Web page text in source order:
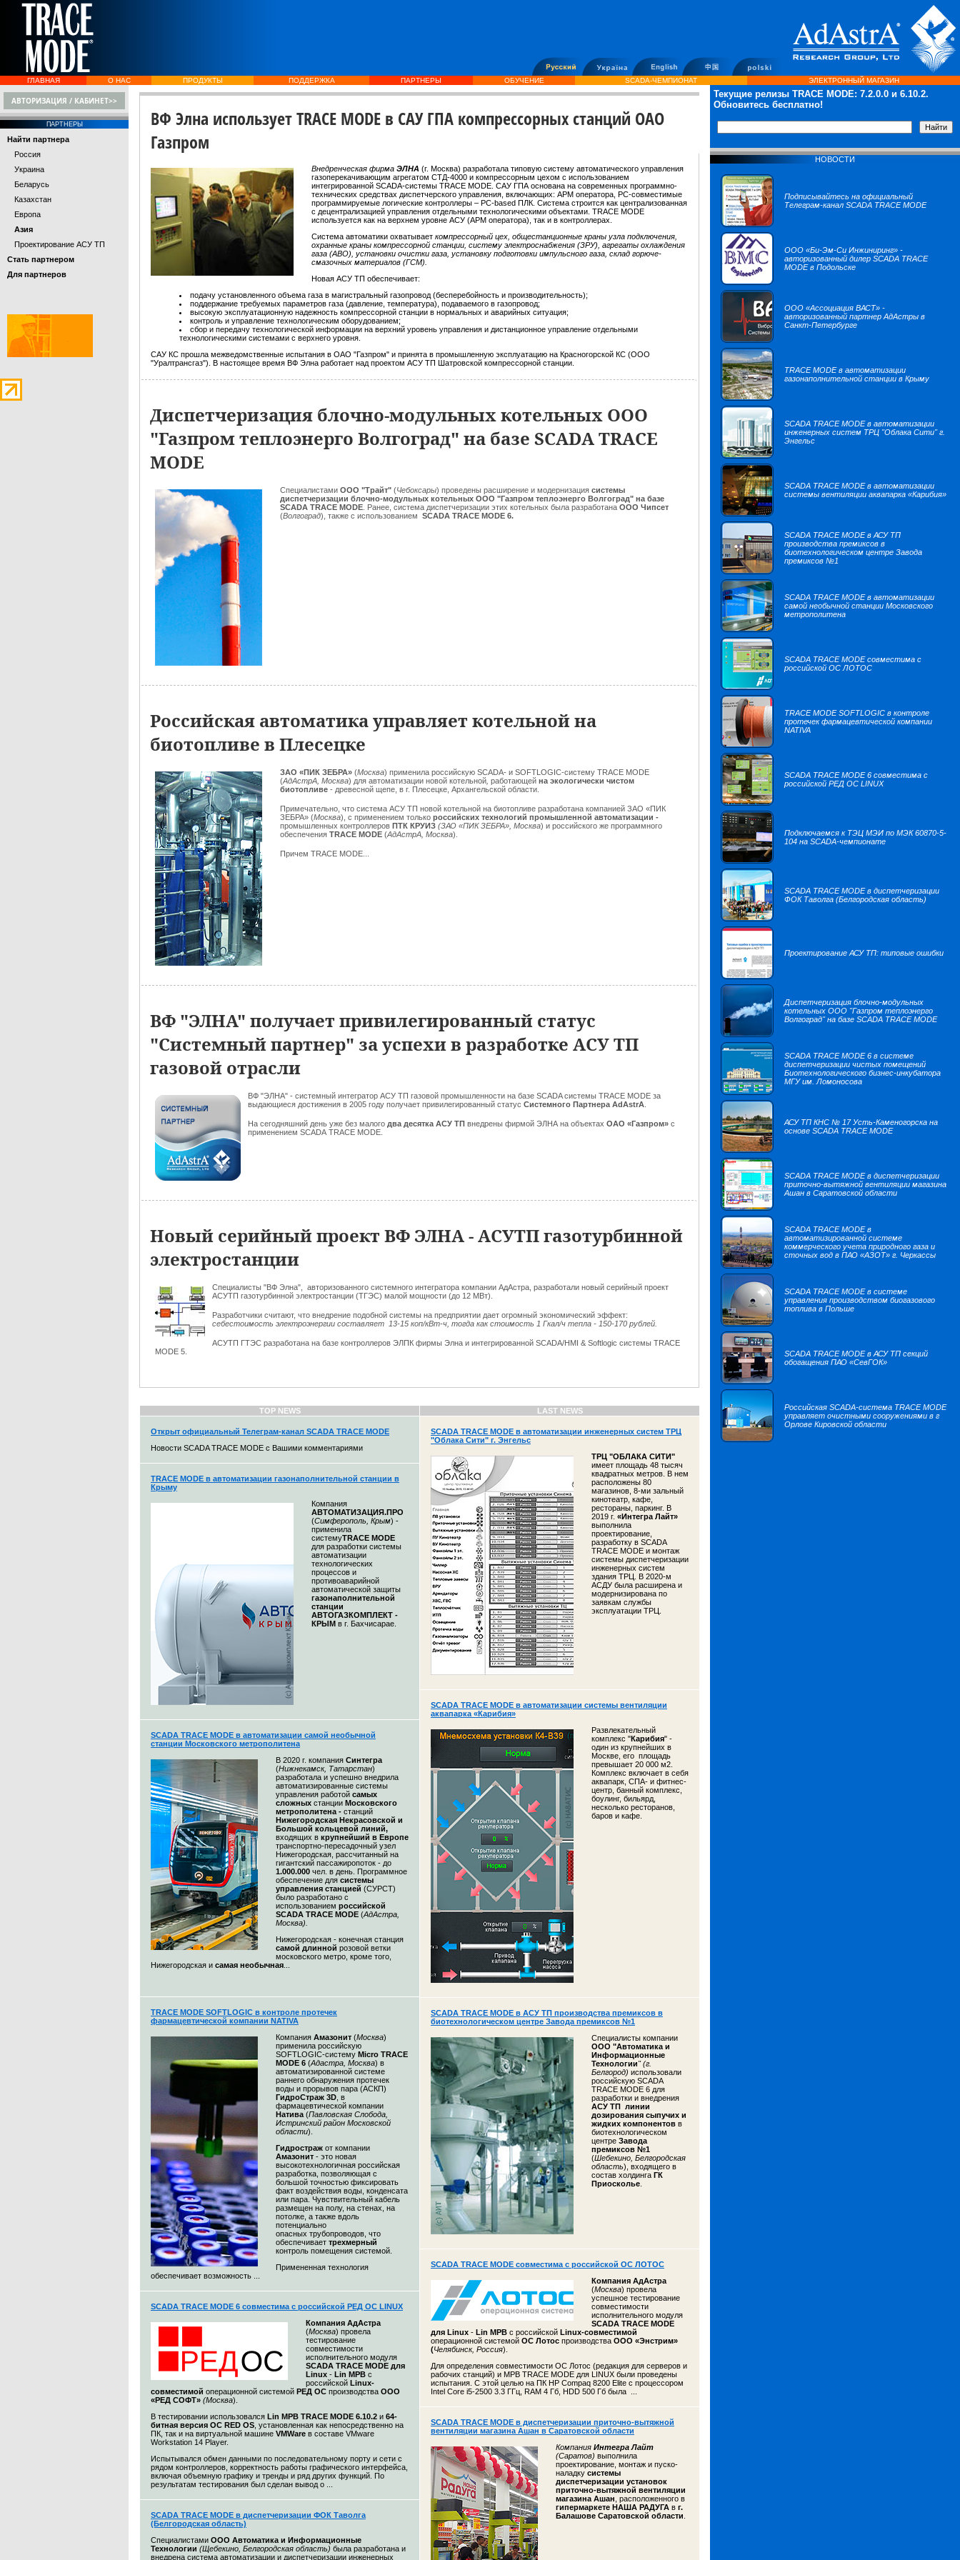
ГЛАВНАЯ О НАС ПРОДУКТЫ ПОДДЕРЖКА ПАРТНЕРЫ ОБУЧЕНИЕ SCADA-ЧЕМПИОНАТ ЭЛЕКТРОННЫЙ МАГАЗИН
АВТОРИЗАЦИЯ / КАБИНЕТ>>
ПАРТНЕРЫ
Найти партнера
Россия
Украина
Беларусь
Казахстан
Европа
Азия
Проектирование АСУ ТП
Стать партнером
Для партнеров
ВФ Элна использует TRACE MODE в САУ ГПА компрессорных станций ОАО
Газпром
Внедренческая фирма ЭЛНА (г. Москва) разработала типовую систему автоматического управления
газоперекачивающим агрегатом СТД-4000 и компрессорным цехом с использованием
интегрированной SCADA-системы TRACE MODE. САУ ГПА основана на современных программно-
технических средствах диспетчерского управления, включающих: АРМ оператора, PC-совместимые
программируемые логические контроллеры – PC-based ПЛК. Система строится как централизованная
с децентрализацией управления отдельными технологическими объектами. TRACE MODE
используется как на верхнем уровне АСУ (АРМ оператора), так и в контроллерах.
Система автоматики охватывает компрессорный цех, общестанционные краны узла подключения,
охранные краны компрессорной станции, систему электроснабжения (ЗРУ), агрегаты охлаждения
газа (АВО), установки очистки газа, установку подготовки импульсного газа, склад горюче-
смазочных материалов (ГСМ).
Новая АСУ ТП обеспечивает:
подачу установленного объема газа в магистральный газопровод (бесперебойность и производительность);
поддержание требуемых параметров газа (давление, температура), подаваемого в газопровод;
высокую эксплуатационную надежность компрессорной станции в нормальных и аварийных ситуация;
контроль и управление технологическим оборудованием;
сбор и передачу технологической информации на верхний уровень управления и дистанционное управление отдельными
технологическими системами с верхнего уровня.
САУ КС прошла межведомственные испытания в ОАО "Газпром" и принята в промышленную эксплуатацию на Красногорской КС (ООО
"Уралтрансгаз"). В настоящее время ВФ Элна работает над проектом АСУ ТП Шатровской компрессорной станции.
Диспетчеризация блочно-модульных котельных ООО
"Газпром теплоэнерго Волгоград" на базе SCADA TRACE
MODE
Специалистами ООО "Трайт" (Чебоксары) проведены расширение и модернизация системы
диспетчеризации блочно-модульных котельных ООО "Газпром теплоэнерго Волгоград" на базе
SCADA TRACE MODE . Ранее, система диспетчеризации этих котельных была разработана ООО Чипсет
(Волгоград), также с использованием SCADA TRACE MODE 6.
Российская автоматика управляет котельной на
биотопливе в Плесецке
ЗАО «ПИК ЗЕБРА» (Москва) применила российскую SCADA- и SOFTLOGIC-систему TRACE MODE
(АдАстрА, Москва) для автоматизации новой котельной работающей на экологически чистом
биотопливе - древесной щепе, в г. Плесецке, Архангельской области.
Примечательно, что система АСУ ТП новой котельной на биотопливе разработана компанией ЗАО «ПИК
ЗЕБРА» (Москва), с применением только российских технологий промышленной автоматизации -
промышленных контроллеров ПТК КРУИЗ (ЗАО «ПИК ЗЕБРА», Москва) и российского же программного
обеспечения TRACE MODE (АдАстрА, Москва).
Причем TRACE MODE...
ВФ "ЭЛНА" получает привилегированный статус
"Системный партнер" за успехи в разработке АСУ ТП
газовой отрасли
ВФ "ЭЛНА" - системный интегратор АСУ ТП газовой промышленности на базе SCADA системы TRACE MODE за
выдающиеся достижения в 2005 году получает привилегированный статус Системного Партнера AdAstrA
На сегодняшний день уже без малого два десятка АСУ ТП внедрены фирмой ЭЛНА на объектах ОАО «Газпром» с
применением SCADA TRACE MODE.
Новый серийный проект ВФ ЭЛНА - АСУТП газотурбинной
электростанции
Специалисты "ВФ Элна", авторизованного системного интегратора компании АдАстра, разработали новый серийный проект
АСУТП газотурбинной электростанции (ТГЭС) малой мощности (до 12 МВт).
Разработчики считают, что внедрение подобной системы на предприятии дает огромный экономический эффект:
себестоимость электроэнергии составляет 13-15 коп/кВт-ч, тогда как стоимость 1 Гкал/ч тепла - 150-170 рублей.
АСУТП ГТЭС разработана на базе контроллеров ЭЛПК фирмы Элна и интегрированной SCADA/HMI & Softlogic системы TRACE
MODE 5.
TOP NEWS
Открыт официальный Телеграм-канал SCADA TRACE MODE
Новости SCADA TRACE MODE с Вашими комментариями
TRACE MODE в автоматизации газонаполнительной станции в
Крыму
Компания
АВТОМАТИЗАЦИЯ.ПРО
(Симферополь, Крым) -
применила
системуTRACE MODE
для разработки системы
автоматизации
технологических
процессов и
противоаварийной
автоматической защиты
газонаполнительной
станции
АВТОГАЗКОМПЛЕКТ -
КРЫМ в г. Бахчисарае.
SCADA TRACE MODE в автоматизации самой необычной
станции Московского метрополитена
В 2020 г. компания Синтегра
(Нижнекамск, Татарстан)
разработала и успешно внедрила
автоматизированные системы
управления работой самых
сложных станции Московского
метрополитена - станций
Нижегородская Некрасовской и
Большой кольцевой линий,
входящих в крупнейший в Европе
транспортно-пересадочный узел
Нижегородская, рассчитанный на
гигантский пассажиропоток - до
1.000.000 чел. в день. Программное
обеспечение для системы
управления станцией (СУРСТ)
было разработано с
использованием российской
SCADA TRACE MODE (АдАстра,
Москва)
Нижегородская - конечная станция
самой длинной розовой ветки
московского метро, кроме того,
Нижегородская и самая необычная
TRACE MODE SOFTLOGIC в контроле протечек
фармацевтической компании NATIVA
Компания Амазонит (Москва)
применила российскую
SOFTLOGIC-систему Micro TRACE
MODE 6 (Адастра, Москва) в
автоматизированной системе
раннего обнаружения протечек
воды и прорывов пара (АСКП)
ГидроСтраж 3D , в
фармацевтической компании
Натива (Павловская Слобода,
Истринский район Московской
области).
Гидростраж от компании
Амазонит - это новая
высокотехнологичная российская
разработка, позволяющая с
большой точностью фиксировать
факт воздействия воды, конденсата
или пара. Чувствительный кабель
размещен на полу, на стенах, на
потолке, а также вдоль
потенциально
опасных трубопроводов, что
обеспечивает трехмерный
контроль помещения системой.
Примененная технология
обеспечивает возможность ...
SCADA TRACE MODE 6 совместима с российской РЕД ОС LINUX
Компания АдАстра
(Москва) провела
тестирование
совместимости
исполнительного модуля
SCADA TRACE MODE для
Linux - Lin МРВ с
российской Linux-
совместимой операционной системой РЕД ОС производства ООО
«РЕД СОФТ» (Москва).
В тестировании использовался Lin МРВ TRACE MODE 6.10.2 и 64-
битная версия ОС RED OS , установленная как непосредственно на
ПК, так и на виртуальной машине VMWare в составе VMware
Workstation 14 Player.
Испытывался обмен данными по последовательному порту и сети c
рядом контроллеров, корректность работы графического интерфейса,
включая объемную графику и тренды и ряд других функций. По
результатам тестирования был сделан вывод о ...
SCADA TRACE MODE в диспетчеризации ФОК Таволга
(Белгородская область)
Специалистами ООО Автоматика и Информационные
Технологии (Щебекино, Белгородская область) была разработана и
внедрена система автоматизации и диспетчеризации инженерных
LAST NEWS
SCADA TRACE MODE в автоматизации инженерных систем ТРЦ
"Облака Сити" г. Энгельс
ТРЦ "ОБЛАКА СИТИ"
имеет площадь 48 тысяч
квадратных метров. В нем
расположены 80
магазинов, 8-ми зальный
кинотеатр, кафе,
рестораны, паркинг. В
2019 г. «Интегра Лайт»
выполнила
проектирование,
разработку в SCADA
TRACE MODE и монтаж
системы диспетчеризации
инженерных систем
здания ТРЦ. В 2020-м
АСДУ была расширена и
модернизирована по
заявкам службы
эксплуатации ТРЦ.
SCADA TRACE MODE в автоматизации системы вентиляции
аквапарка «Карибия»
Развлекательный
комплекс "Карибия" -
один из крупнейших в
Москве, его площадь
превышает 20 000 м2.
Комплекс включает в себя
аквапарк, СПА- и фитнес-
центр, банный комплекс,
боулинг, бильярд,
несколько ресторанов,
баров и кафе.
SCADA TRACE MODE в АСУ ТП производства премиксов в
биотехнологическом центре Завода премиксов №1
Специалисты компании
ООО "Автоматика и
Информационные
Технологии" (г.
Белгород) использовали
российскую SCADA
TRACE MODE 6 для
разработки и внедрения
АСУ ТП линии
дозирования сыпучих и
жидких компонентов в
биотехнологическом
центре Завода
премиксов №1
(Шебекино, Белгородская
область), входящего в
состав холдинга ГК
Приосколье
SCADA TRACE MODE совместима с российской ОС ЛОТОС
Компания АдАстра
(Москва) провела
успешное тестирование
совместимости
исполнительного модуля
SCADA TRACE MODE
для Linux - Lin МРВ с российской Linux-совместимой
операционной системой ОС Лотос производства ООО «Энстрим»
(Челябинск, Россия).
Для определения совместимости ОС Лотос (редакция для серверов и
рабочих станций) и МРВ TRACE MODE для LINUX были проведены
испытания. С этой целью на ПК HP Compaq 8200 Elite с процессором
Intel Core i5-2500 3.3 ГГц, RAM 4 Гб, HDD 500 Гб была ...
SCADA TRACE MODE в диспетчеризации приточно-вытяжной
вентиляции магазина Ашан в Саратовской области
Компания Интегра Лайт
(Саратов) выполнила
проектирование, монтаж и пуско-
наладку системы
диспетчеризации установок
приточно-вытяжной вентиляции
магазина Ашан , расположенного в
гипермаркете НАША РАДУГА в г.
Балашове Саратовской области
Текущие релизы TRACE MODE: 7.2.0.0 и 6.10.2.
Обновитесь бесплатно!
НОВОСТИ
Подписывайтесь на официальный
Телеграм-канал SCADA TRACE MODE
ООО «Би-Эм-Си Инжиниринг» -
авторизованный дилер SCADA TRACE
MODE в Подольске
ООО «Ассоциация ВАСТ» -
авторизованный партнер АдАстры в
Санкт-Петербурге
TRACE MODE в автоматизации
газонаполнительной станции в Крыму
SCADA TRACE MODE в автоматизации
инженерных систем ТРЦ "Облака Сити" г.
Энгельс
SCADA TRACE MODE в автоматизации
системы вентиляции аквапарка «Карибия»
SCADA TRACE MODE в АСУ ТП
производства премиксов в
биотехнологическом центре Завода
премиксов №1
SCADA TRACE MODE в автоматизации
самой необычной станции Московского
метрополитена
SCADA TRACE MODE совместима с
российской ОС ЛОТОС
TRACE MODE SOFTLOGIC в контроле
протечек фармацевтической компании
NATIVA
SCADA TRACE MODE 6 совместима с
российской РЕД ОС LINUX
Подключаемся к ТЭЦ МЭИ по МЭК 60870-5-
104 на SCADA-чемпионате
SCADA TRACE MODE в диспетчеризации
ФОК Таволга (Белгородская область)
Проектирование АСУ ТП: типовые ошибки
Диспетчеризация блочно-модульных
котельных ООО "Газпром теплоэнерго
Волгоград" на базе SCADA TRACE MODE
SCADA TRACE MODE 6 в системе
диспетчеризации чистых помещений
Биотехнологического бизнес-инкубатора
МГУ им. Ломоносова
АСУ ТП КНС № 17 Усть-Каменогорска на
основе SCADA TRACE MODE
SCADA TRACE MODE в диспетчеризации
приточно-вытяжной вентиляции магазина
Ашан в Саратовской области
SCADA TRACE MODE в
автоматизированной системе
коммерческого учета природного газа и
сточных вод в ПАО «АЗОТ» г. Черкассы
SCADA TRACE MODE в системе
управления производством биогазового
топлива в Польше
SCADA TRACE MODE в АСУ ТП секций
обогащения ПАО «СевГОК»
Российская SCADA-система TRACE MODE
управляет очистными сооружениями в г
Орлове Кировской области